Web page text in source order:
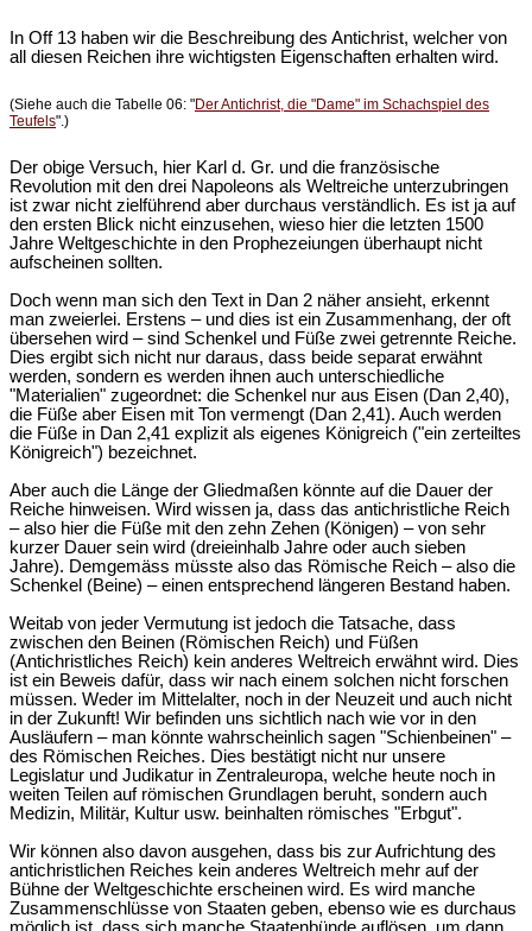
In Off 13 haben wir die Beschreibung des Antichrist, welcher von
all diesen Reichen ihre wichtigsten Eigenschaften erhalten wird.
(Siehe auch die Tabelle 06: "Der Antichrist, die "Dame" im Schachspiel des
Teufels".)
Der obige Versuch, hier Karl d. Gr. und die französische
Revolution mit den drei Napoleons als Weltreiche unterzubringen
ist zwar nicht zielführend aber durchaus verständlich. Es ist ja auf
den ersten Blick nicht einzusehen, wieso hier die letzten 1500
Jahre Weltgeschichte in den Prophezeiungen überhaupt nicht
aufscheinen sollten.
Doch wenn man sich den Text in Dan 2 näher ansieht, erkennt
man zweierlei. Erstens – und dies ist ein Zusammenhang, der oft
übersehen wird – sind Schenkel und Füße zwei getrennte Reiche.
Dies ergibt sich nicht nur daraus, dass beide separat erwähnt
werden, sondern es werden ihnen auch unterschiedliche
"Materialien" zugeordnet: die Schenkel nur aus Eisen (Dan 2,40),
die Füße aber Eisen mit Ton vermengt (Dan 2,41). Auch werden
die Füße in Dan 2,41 explizit als eigenes Königreich ("ein zerteiltes
Königreich") bezeichnet.
Aber auch die Länge der Gliedmaßen könnte auf die Dauer der
Reiche hinweisen. Wird wissen ja, dass das antichristliche Reich
– also hier die Füße mit den zehn Zehen (Königen) – von sehr
kurzer Dauer sein wird (dreieinhalb Jahre oder auch sieben
Jahre). Demgemäss müsste also das Römische Reich – also die
Schenkel (Beine) – einen entsprechend längeren Bestand haben.
Weitab von jeder Vermutung ist jedoch die Tatsache, dass
zwischen den Beinen (Römischen Reich) und Füßen
(Antichristliches Reich) kein anderes Weltreich erwähnt wird. Dies
ist ein Beweis dafür, dass wir nach einem solchen nicht forschen
müssen. Weder im Mittelalter, noch in der Neuzeit und auch nicht
in der Zukunft! Wir befinden uns sichtlich nach wie vor in den
Ausläufern – man könnte wahrscheinlich sagen "Schienbeinen" –
des Römischen Reiches. Dies bestätigt nicht nur unsere
Legislatur und Judikatur in Zentraleuropa, welche heute noch in
weiten Teilen auf römischen Grundlagen beruht, sondern auch
Medizin, Militär, Kultur usw. beinhalten römisches "Erbgut".
Wir können also davon ausgehen, dass bis zur Aufrichtung des
antichristlichen Reiches kein anderes Weltreich mehr auf der
Bühne der Weltgeschichte erscheinen wird. Es wird manche
Zusammenschlüsse von Staaten geben, ebenso wie es durchaus
möglich ist, dass sich manche Staatenbünde auflösen, um dann